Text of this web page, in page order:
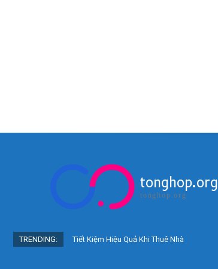
tonghop.org
tonghop.org
TRENDING:
Tiết Kiệm Hiệu Quả Khi Thuê Nhà